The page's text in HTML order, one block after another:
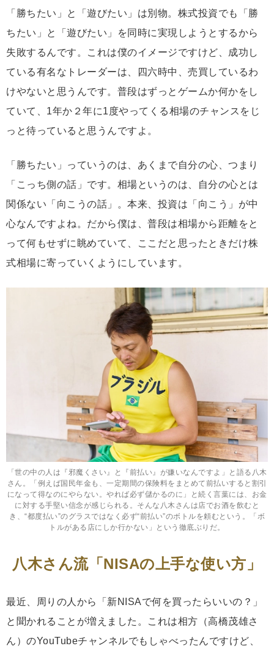
「勝ちたい」と「遊びたい」は別物。株式投資でも「勝
ちたい」と「遊びたい」を同時に実現しようとするから
失敗するんです。これは僕のイメージですけど、成功し
ている有名なトレーダーは、四六時中、売買しているわ
けやないと思うんです。普段はずっとゲームか何かをし
ていて、1年か２年に1度やってくる相場のチャンスをじ
っと待っていると思うんですよ。
「勝ちたい」っていうのは、あくまで自分の心、つまり
「こっち側の話」です。相場というのは、自分の心とは
関係ない「向こうの話」。本来、投資は「向こう」が中
心なんですよね。だから僕は、普段は相場から距離をと
って何もせずに眺めていて、ここだと思ったときだけ株
式相場に寄っていくようにしています。
「世の中の人は『邪魔くさい』と『前払い』が嫌いなんですよ」と語る八木
さん。「例えば国民年金も、一定期間の保険料をまとめて前払いすると割引
になって得なのにやらない。やれば必ず儲かるのに」と続く言葉には、お金
に対する手堅い信念が感じられる。そんな八木さんは店でお酒を飲むと
き、“都度払い”のグラスではなく必ず“前払い”のボトルを頼むという。「ボ
トルがある店にしか行かない」という徹底ぶりだ。
八木さん流「NISAの上手な使い方」
最近、周りの人から「新NISAで何を買ったらいいの？」
と聞かれることが増えました。これは相方（高橋茂雄さ
ん）のYouTubeチャンネルでもしゃべったんですけど、